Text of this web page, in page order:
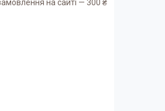
на сайті — 300 ₴